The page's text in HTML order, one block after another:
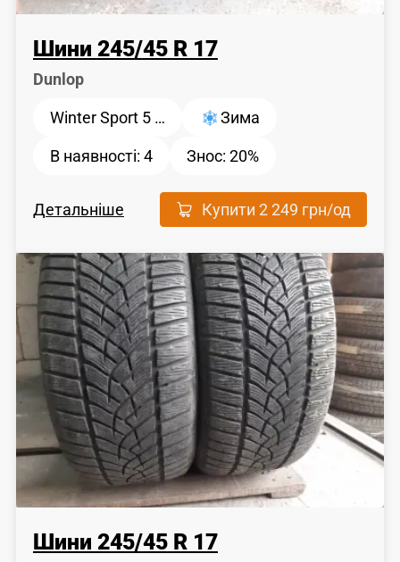
Шини 245/45 R 17
Dunlop
Winter Sport 5 … Зима
В наявності: 4 Знос:20%
Детальніше Купити2 249 грн/од
Шини 245/45 R 17